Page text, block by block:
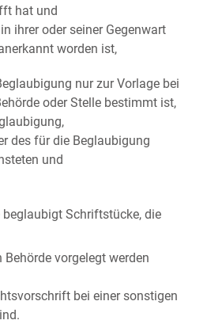
hat und
ihrer oder seiner Gegenwart
worden ist,
nur zur Vorlage bei
oder Stelle bestimmt ist,
des für die Beglaubigung
und
Schriftstücke, die
Behörde vorgelegt werden
bei einer sonstigen